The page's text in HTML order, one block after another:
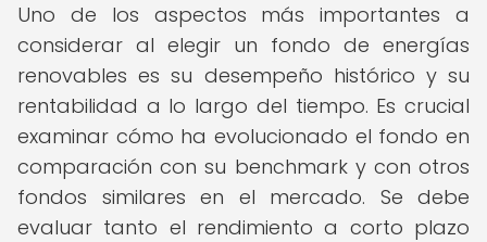
Uno de los aspectos más importantes a
considerar al elegir un fondo de energías
renovables es su desempeño histórico y su
rentabilidad a lo largo del tiempo. Es crucial
examinar cómo ha evolucionado el fondo en
comparación con su benchmark y con otros
fondos similares en el mercado. Se debe
evaluar tanto el rendimiento a corto plazo